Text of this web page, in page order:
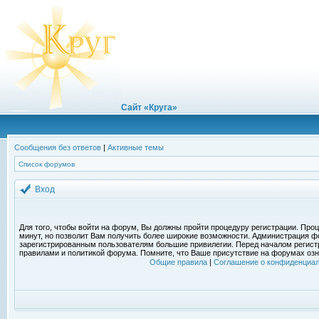
Сайт «Круга»
Сообщения без ответов | Активные темы
Список форумов
Вход
Для того, чтобы войти на форум, Вы должны пройти процедуру регистрации.
минут, но позволит Вам получить более широкие возможности. Администрация
зарегистрированным пользователям большие привилегии. Перед началом
правилами и политикой форума. Помните, что Ваше присутствие на форумах
Общие правила| Соглашение о